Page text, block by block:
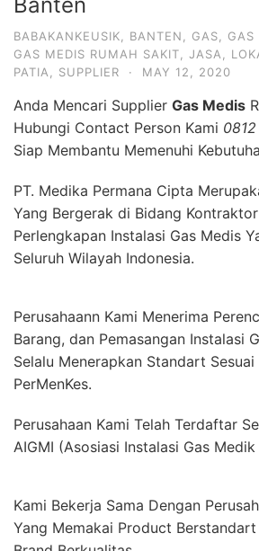
BABAKANKEUSIK BANTEN GAS GAS
GAS MEDIS RUMAH SAKIT
JASA
PATIA
SUPPLIER · MAY 12, 2020
Anda Mencari Supplier Gas Medis
Hubungi Contact Person Kami
Siap Membantu Memenuhi
PT. Medika Permana Cipta
Yang Bergerak di Bidang
Perlengkapan Instalasi Gas Medis
Seluruh Wilayah Indonesia.
Perusahaann Kami Menerima
Barang, dan Pemasangan Instalasi
Selalu Menerapkan Standart
PerMenKes.
Perusahaan Kami Telah Terdaftar
AIGMI (Asosiasi Instalasi Gas
Kami Bekerja Sama Dengan
Yang Memakai Product